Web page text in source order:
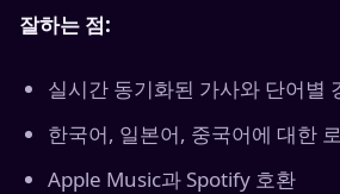
잘하는 점:
실시간 동기화된 가사와 단어별
한국어, 일본어, 중국어에 대한
Apple Music과 Spotify 호환